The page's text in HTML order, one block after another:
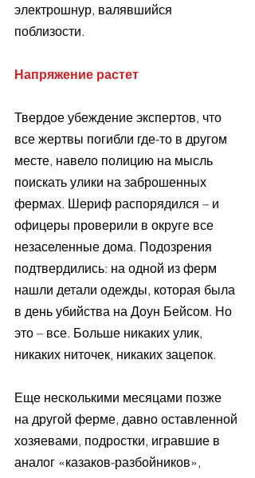
электрошнур, валявшийся
поблизости.
Напряжение растет
Твердое убеждение экспертов, что
все жертвы погибли где-то в другом
месте, навело полицию на мысль
поискать улики на заброшенных
фермах. Шериф распорядился – и
офицеры проверили в округе все
незаселенные дома. Подозрения
подтвердились: на одной из ферм
нашли детали одежды, которая была
в день убийства на Доун Бейсом. Но
это – все. Больше никаких улик,
никаких ниточек, никаких зацепок.
Еще несколькими месяцами позже
на другой ферме, давно оставленной
хозяевами, подростки, игравшие в
аналог «казаков-разбойников»,